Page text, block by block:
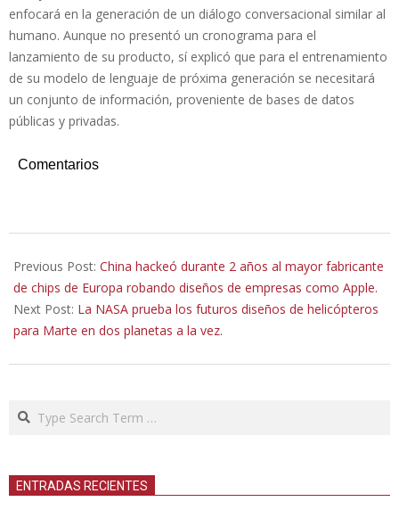
enfocará en la generación de un diálogo conversacional similar al
humano. Aunque no presentó un cronograma para el
lanzamiento de su producto, sí explicó que para el entrenamiento
de su modelo de lenguaje de próxima generación se necesitará
un conjunto de información, proveniente de bases de datos
públicas y privadas.
Comentarios
12-
01
Previous Post: China hackeó durante 2 años al mayor fabricante
de chips de Europa robando diseños de empresas como Apple.
Next Post: La NASA prueba los futuros diseños de helicópteros
para Marte en dos planetas a la vez.
Search
ENTRADAS RECIENTES